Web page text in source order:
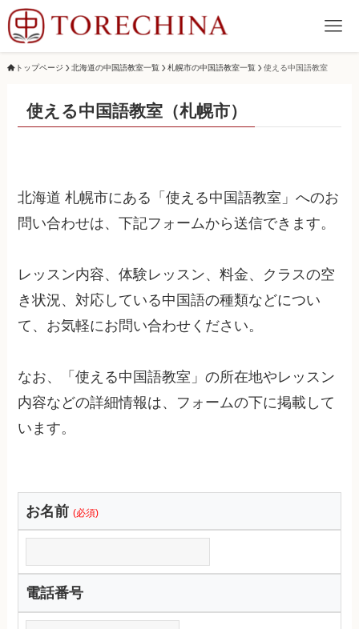
トップページ 北海道の中国語教室一覧 札幌市の中国語教室一覧 使える中国語教室
使える中国語教室（札幌市）
北海道 札幌市にある「使える中国語教室」へのお
問い合わせは、下記フォームから送信できます。
レッスン内容、体験レッスン、料金、クラスの空
き状況、対応している中国語の種類などについ
て、お気軽にお問い合わせください。
なお、「使える中国語教室」の所在地やレッスン
内容などの詳細情報は、フォームの下に掲載して
います。
お名前 (必須)
電話番号